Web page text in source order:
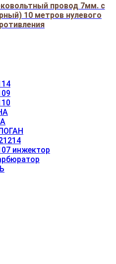
провод 7мм. с
10 метров нулевого
инжектор